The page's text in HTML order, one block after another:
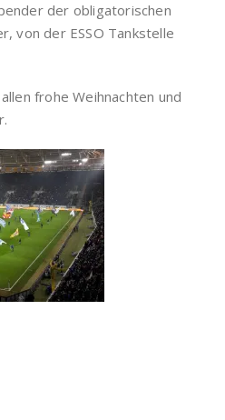
der obligatorischen
von der ESSO Tankstelle
frohe Weihnachten und